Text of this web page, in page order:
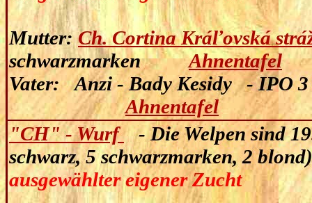
Mutter:Ch. Cortina Kráľovská
schwarzmarken
Ahnentafel
Vater:Anzi - Bady Kesidy -
Ahnentafel
"CH" - Wurf -Die Welpen sind
schwarz, 5 schwarzmarken, 2 blond)
ausgewählter eigener Zucht